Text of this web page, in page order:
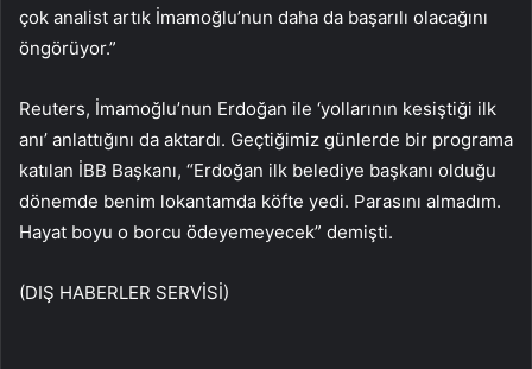
çok analist artık İmamoğlu’nun daha da başarılı olacağını
öngörüyor.”
Reuters, İmamoğlu’nun Erdoğan ile ‘yollarının kesiştiği ilk
anı’ anlattığını da aktardı. Geçtiğimiz günlerde bir programa
katılan İBB Başkanı, “Erdoğan ilk belediye başkanı olduğu
dönemde benim lokantamda köfte yedi. Parasını almadım.
Hayat boyu o borcu ödeyemeyecek” demişti.
(DIŞ HABERLER SERVİSİ)